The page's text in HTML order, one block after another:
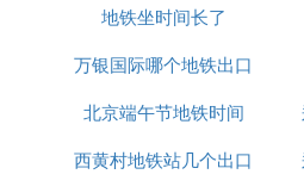
全运路05:20-22:00
(4)沈阳地铁4号线运行时间表
沈阳地铁（Shenyang Metro
省沈阳市的城市轨道交通，
营时间
地铁坐时间长了
万银国际哪个地铁出口
北京端午节地铁时间
西黄村地铁站几个出口